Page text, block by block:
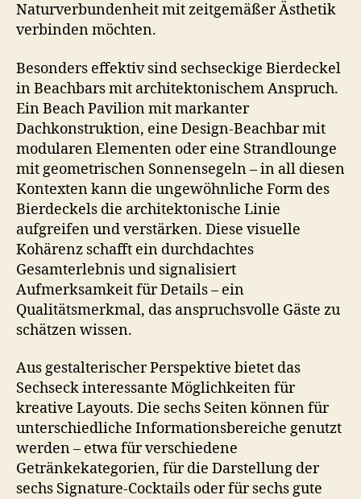
Naturverbundenheit mit zeitgemäßer Ästhetik
verbinden möchten.
Besonders effektiv sind sechseckige Bierdeckel
in Beachbars mit architektonischem Anspruch.
Ein Beach Pavilion mit markanter
Dachkonstruktion, eine Design-Beachbar mit
modularen Elementen oder eine Strandlounge
mit geometrischen Sonnensegeln – in all diesen
Kontexten kann die ungewöhnliche Form des
Bierdeckels die architektonische Linie
aufgreifen und verstärken. Diese visuelle
Kohärenz schafft ein durchdachtes
Gesamterlebnis und signalisiert
Aufmerksamkeit für Details – ein
Qualitätsmerkmal, das anspruchsvolle Gäste zu
schätzen wissen.
Aus gestalterischer Perspektive bietet das
Sechseck interessante Möglichkeiten für
kreative Layouts. Die sechs Seiten können für
unterschiedliche Informationsbereiche genutzt
werden – etwa für verschiedene
Getränkekategorien, für die Darstellung der
sechs Signature-Cocktails oder für sechs gute